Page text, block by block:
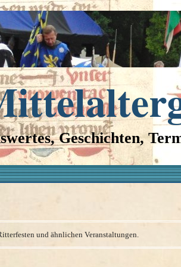
Geschichten,
und ähnlichen Veranstaltungen.